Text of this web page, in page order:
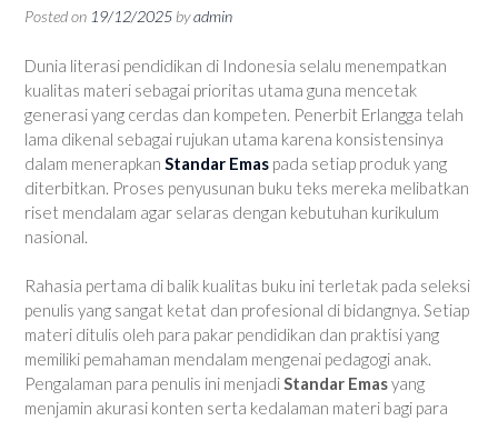
Posted on 19/12/2025 byadmin
Dunia literasi pendidikan di Indonesia selalu menempatkan
kualitas materi sebagai prioritas utama guna mencetak
generasi yang cerdas dan kompeten. Penerbit Erlangga telah
lama dikenal sebagai rujukan utama karena konsistensinya
dalam menerapkan Standar Emas pada setiap produk yang
diterbitkan. Proses penyusunan buku teks mereka melibatkan
riset mendalam agar selaras dengan kebutuhan kurikulum
nasional.
Rahasia pertama di balik kualitas buku ini terletak pada seleksi
penulis yang sangat ketat dan profesional di bidangnya. Setiap
materi ditulis oleh para pakar pendidikan dan praktisi yang
memiliki pemahaman mendalam mengenai pedagogi anak.
Pengalaman para penulis ini menjadiStandar Emasyang
menjamin akurasi konten serta kedalaman materi bagi para